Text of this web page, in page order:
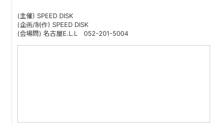
(主催) SPEED DISK
(企画/制作) SPEED DISK
(会場問) 名古屋E.L.L 052-201-5004